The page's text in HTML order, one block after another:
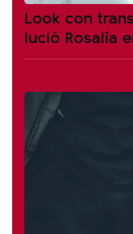
Look con
lució Rosalía